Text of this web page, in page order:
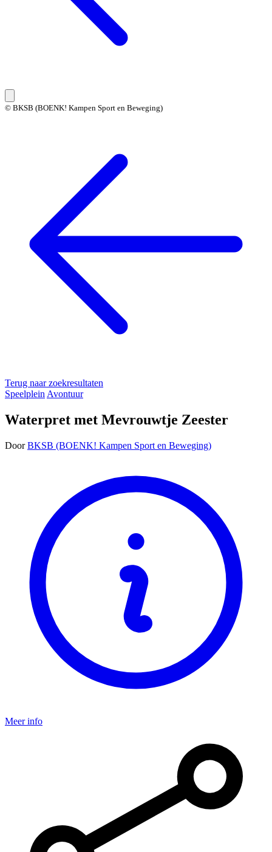
© BKSB (BOENK! Kampen Sport en Beweging)
Terug naar zoekresultaten
Speelplein Avontuur
Waterpret met Mevrouwtje Zeester
Door BKSB (BOENK! Kampen Sport en Beweging)
Meer info